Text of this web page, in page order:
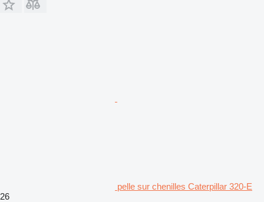
pelle sur chenilles Caterpillar 320-E
26